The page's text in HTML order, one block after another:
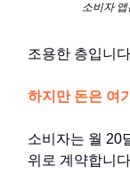
소비자
조용한 층입니
하지만 돈은 여
소비자는 월 20
위로 계약합니